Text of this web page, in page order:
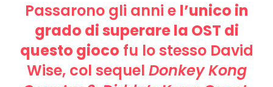
Passarono gli anni e l’unico in
grado di superare la OST di
questo gioco fu lo stesso David
Wise, col sequel Donkey Kong